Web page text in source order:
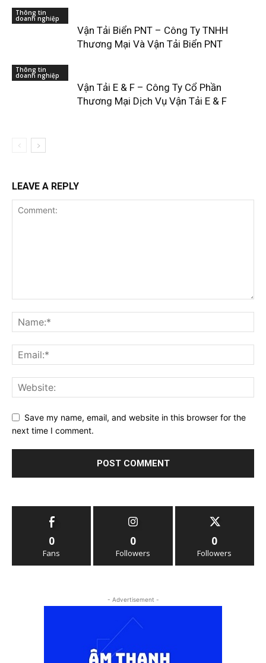
Thông tin
doanh nghiệp
Vận Tải Biển PNT – Công Ty TNHH
Thương Mại Và Vận Tải Biển PNT
Thông tin
doanh nghiệp
Vận Tải E & F – Công Ty Cổ Phần
Thương Mại Dịch Vụ Vận Tải E & F
LEAVE A REPLY
Save my name, email, and website in this browser for the
next time I comment.
0
Fans
0
Followers
0
Followers
- Advertisement -